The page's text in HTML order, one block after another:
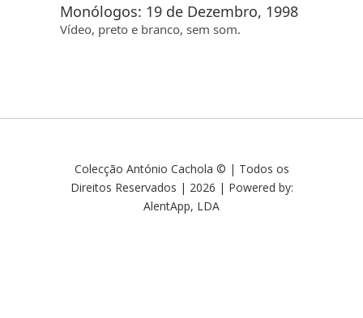
Monólogos: 19 de Dezembro, 1998
Vídeo, preto e branco, sem som.
Colecção António Cachola © | Todos os
Direitos Reservados | 2026 | Powered by:
AlentApp, LDA